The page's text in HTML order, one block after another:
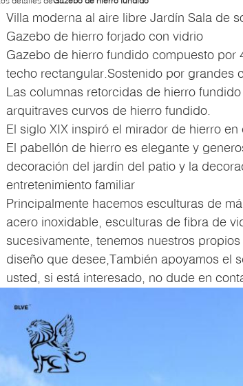
Villa moderna al aire libre Jardín Sala de
Gazebo de hierro forjado con vidrio
Gazebo de hierro fundido compuesto
techo rectangular.Sostenido por grandes
Las columnas retorcidas de hierro
arquitraves curvos de hierro fundido.
El siglo XIX inspiró el mirador de hierro en
El pabellón de hierro es elegante y
decoración del jardín del patio y la
entretenimiento familiar
Principalmente hacemos esculturas de
acero inoxidable, esculturas de fibra de
sucesivamente, tenemos nuestros
diseño que desee,También apoyamos el
usted, si está interesado, no dude en